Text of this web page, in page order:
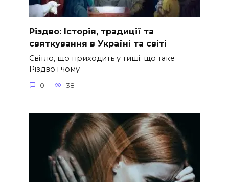
Різдво: Історія, традиції та
святкування в Україні та світі
Світло, що приходить у тиші: що таке
Різдво і чому
0 38